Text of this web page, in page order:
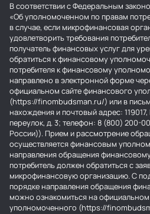
В соответствии с Федеральным
«Об уполномоченном по правам
в случае, если микрофинансовая
удовлетворить требования
получатель финансовых услуг для
обратиться к финансовому
потребителя к финансовому
направлено в электронной форме
официальном сайте финансового
(https://finombudsman.ru/) или в
нахождения и почтовый адрес:
переулок, д. 3; телефон: 8 (800) 200-
России)). Прием и рассмотрение
осуществляется финансовым
направления обращения
потребитель должен обратиться с
микрофинансовую организацию. С
порядке направления обращения
можно ознакомиться на
уполномоченного (https://